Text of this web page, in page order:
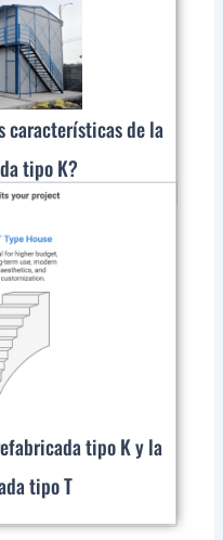
características de la
tipo K?
tipo K y la
tipo T